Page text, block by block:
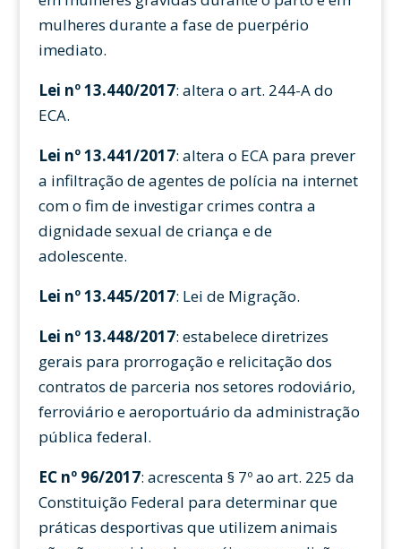
mulheres durante a fase de puerpério
imediato.
Lei nº 13.440/2017: altera o art. 244-A do
ECA.
Lei nº 13.441/2017: altera o ECA para prever
a infiltração de agentes de polícia na internet
com o fim de investigar crimes contra a
dignidade sexual de criança e de
adolescente.
Lei nº 13.445/2017: Lei de Migração.
Lei nº 13.448/2017: estabelece diretrizes
gerais para prorrogação e relicitação dos
contratos de parceria nos setores rodoviário,
ferroviário e aeroportuário da administração
pública federal.
EC nº 96/2017: acrescenta § 7º ao art. 225 da
Constituição Federal para determinar que
práticas desportivas que utilizem animais